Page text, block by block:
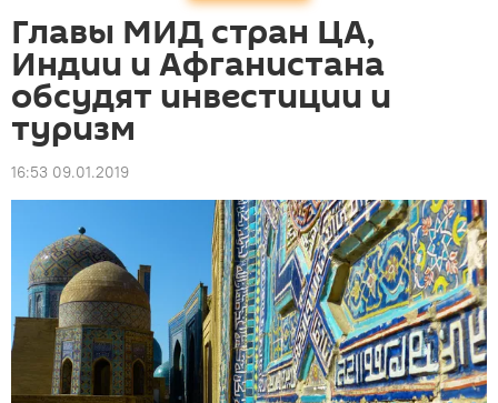
Главы МИД стран ЦА,
Индии и Афганистана
обсудят инвестиции и
туризм
16:53 09.01.2019